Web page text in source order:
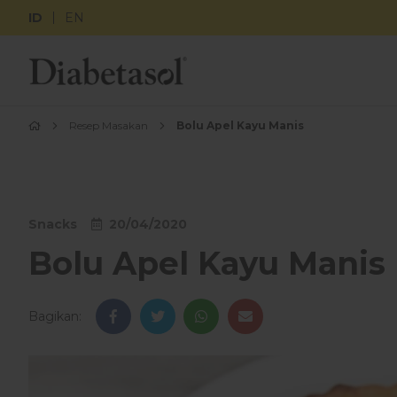
ID EN
Resep Masakan Bolu Apel Kayu Manis
Bolu Apel Kayu Manis
Bagikan: